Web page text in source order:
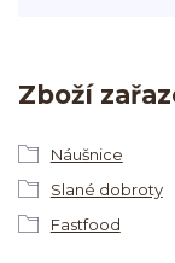
Zboží
Náušnice
Slané dobroty
Fastfood